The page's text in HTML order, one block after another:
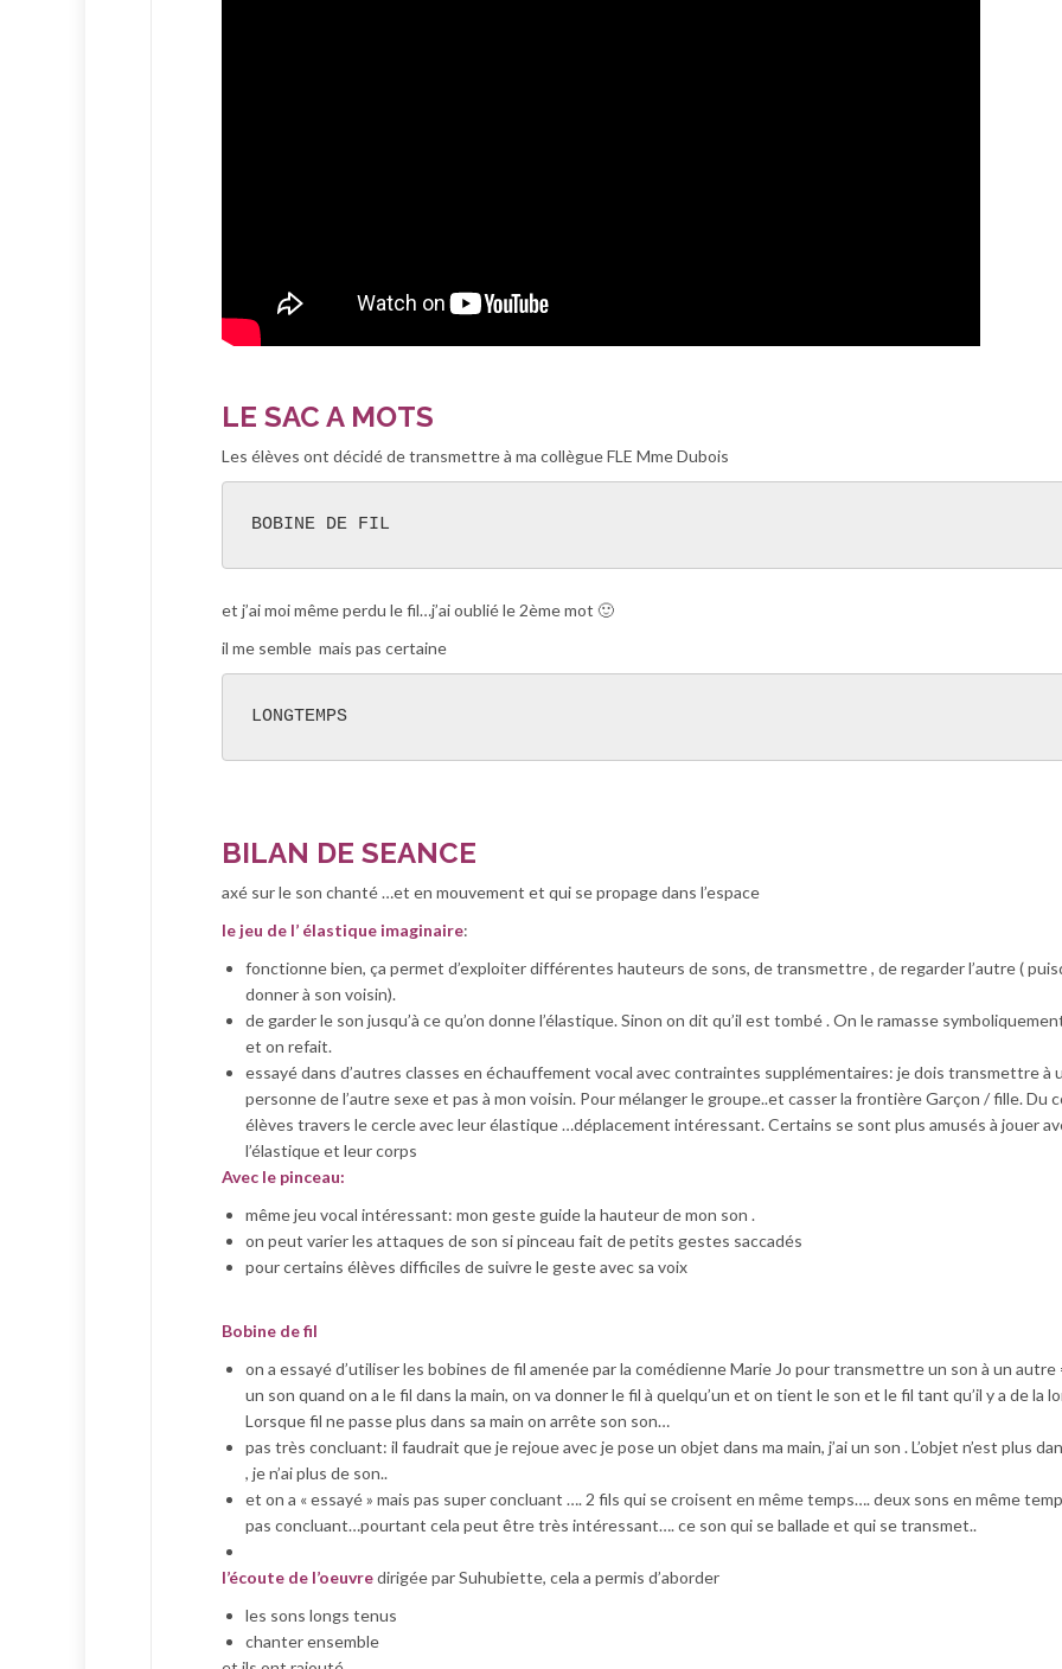
LE SAC A MOTS
Les élèves ont décidé de transmettre à ma collègue FLE Mme Dubois
BOBINE DE FIL
et j’ai moi même perdu le fil…j’ai oublié le 2ème mot 🙂
il me semble mais pas certaine
LONGTEMPS
BILAN DE SEANCE
axé sur le son chanté …et en mouvement et qui se propage dans l’espace
le jeu de l’ élastique imaginaire:
fonctionne bien, ça permet d’exploiter différentes hauteurs de sons, de transmettre , de regarder l’autre (
donner à son voisin).
de garder le son jusqu’à ce qu’on donne l’élastique. Sinon on dit qu’il est tombé . On le ramasse
et on refait.
essayé dans d’autres classes en échauffement vocal avec contraintes supplémentaires: je dois transmettre à
personne de l’autre sexe et pas à mon voisin. Pour mélanger le groupe..et casser la frontière Garçon / fille. Du
élèves travers le cercle avec leur élastique …déplacement intéressant. Certains se sont plus amusés à jouer
l’élastique et leur corps
Avec le pinceau:
même jeu vocal intéressant: mon geste guide la hauteur de mon son .
on peut varier les attaques de son si pinceau fait de petits gestes saccadés
pour certains élèves difficiles de suivre le geste avec sa voix
Bobine de fil
on a essayé d’utiliser les bobines de fil amenée par la comédienne Marie Jo pour transmettre un son à un
un son quand on a le fil dans la main, on va donner le fil à quelqu’un et on tient le son et le fil tant qu’il y a de la
Lorsque fil ne passe plus dans sa main on arrête son son…
pas très concluant: il faudrait que je rejoue avec je pose un objet dans ma main, j’ai un son . L’objet n’est plus
, je n’ai plus de son..
et on a « essayé » mais pas super concluant …. 2 fils qui se croisent en même temps…. deux sons en même
pas concluant…pourtant cela peut être très intéressant…. ce son qui se ballade et qui se transmet..
l’écoute de l’oeuvredirigée par Suhubiette, cela a permis d’aborder
les sons longs tenus
chanter ensemble